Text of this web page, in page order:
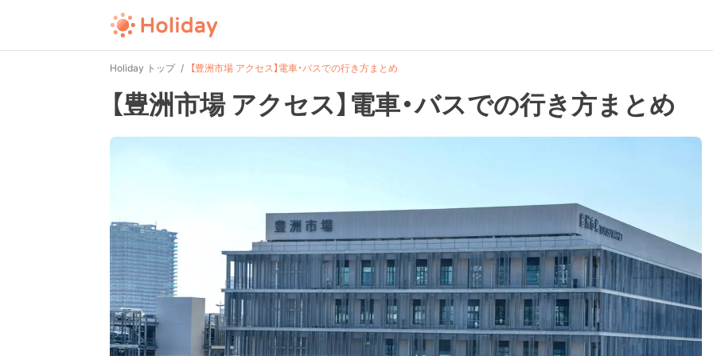
Holiday トップ 【豊洲市場 アクセス】電車・バスでの行き方まとめ
【豊洲市場 アクセス】電車・バスでの行き方まとめ